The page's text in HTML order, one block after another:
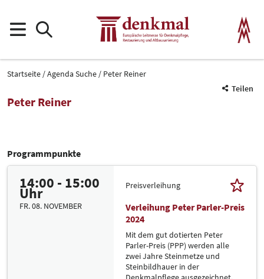
Startseite Agenda Suche
Peter Reiner
Teilen
Peter Reiner
Programmpunkte
14:00 - 15:00
Uhr
FR. 08. NOVEMBER
Preisverleihung
Verleihung Peter Parler-Preis
2024
Mit dem gut dotierten Peter
Parler-Preis (PPP) werden alle
zwei Jahre Steinmetze und
Steinbildhauer in der